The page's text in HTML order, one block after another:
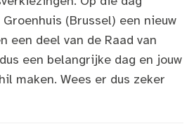
(Brussel) een nieuw
een deel van de Raad van
een belangrijke dag en jouw
maken. Wees er dus zeker